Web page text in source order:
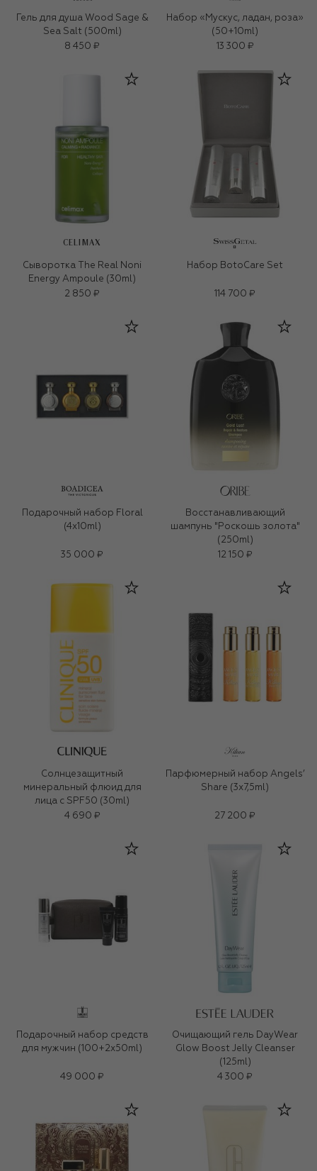
Гель для душа Wood Sage &
Sea Salt (500ml)
8 450 ₽
Набор «Мускус, ладан, роза»
(50+10ml)
13 300 ₽
CELIMAX
Сыворотка The Real Noni
Energy Ampoule (30ml)
2 850 ₽
Набор BotoCare Set
114 700 ₽
Подарочный набор Floral
(4x10ml)
35 000 ₽
Восстанавливающий
шампунь "Роскошь золота"
(250ml)
12 150 ₽
Солнцезащитный
минеральный флюид для
лица с SPF50 (30ml)
4 690 ₽
Парфюмерный набор Angels’
Share (3x7,5ml)
27 200 ₽
Подарочный набор средств
для мужчин (100+2x50ml)
49 000 ₽
Очищающий гель DayWear
Glow Boost Jelly Cleanser
(125ml)
4 300 ₽